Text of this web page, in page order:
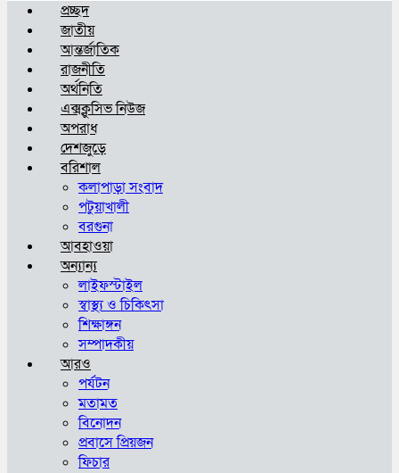
প্রচ্ছদ
জাতীয়
আন্তর্জাতিক
রাজনীতি
অর্থনিতি
এক্সক্লুসিভ নিউজ
অপরাধ
দেশজুড়ে
বরিশাল
কলাপাড়া সংবাদ
পটুয়াখালী
বরগুনা
আবহাওয়া
অন্যান্য
লাইফস্টাইল
স্বাস্থ্য ও চিকিৎসা
শিক্ষাঙ্গন
সম্পাদকীয়
আরও
পর্যটন
মতামত
বিনোদন
প্রবাসে প্রিয়জন
ফিচার